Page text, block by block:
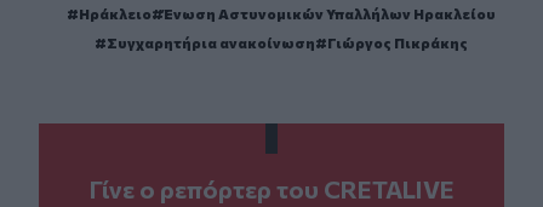
Ηράκλειο
Ένωση Αστυνομικών Υπαλλήλων Ηρακλείου
Συγχαρητήρια ανακοίνωση
Γιώργος Πικράκης
Γίνε ο ρεπόρτερ του CRETALIVE